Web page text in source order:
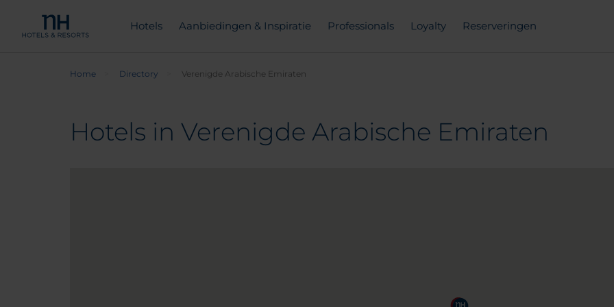
Hotels Aanbiedingen & Inspiratie Professionals Loyalty Reserveringen
Home Directory Verenigde Arabische Emiraten
Hotels in Verenigde Arabische Emiraten